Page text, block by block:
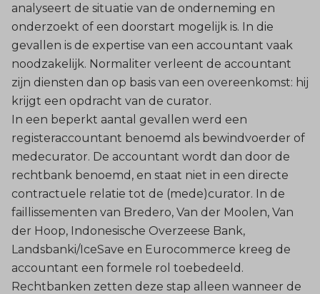
analyseert de situatie van de onderneming en
onderzoekt of een doorstart mogelijk is. In die
gevallen is de expertise van een accountant vaak
noodzakelijk. Normaliter verleent de accountant
zijn diensten dan op basis van een overeenkomst: hij
krijgt een opdracht van de curator.
In een beperkt aantal gevallen werd een
registeraccountant benoemd als bewindvoerder of
medecurator. De accountant wordt dan door de
rechtbank benoemd, en staat niet in een directe
contractuele relatie tot de (mede)curator. In de
faillissementen van Bredero, Van der Moolen, Van
der Hoop, Indonesische Overzeese Bank,
Landsbanki/IceSave en Eurocommerce kreeg de
accountant een formele rol toebedeeld.
Rechtbanken zetten deze stap alleen wanneer de